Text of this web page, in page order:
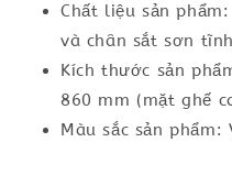
Chất liệu sản
và chân sắt sơn
Kích thước sản
860 mm (mặt ghế
Màu sắc sản phẩm: